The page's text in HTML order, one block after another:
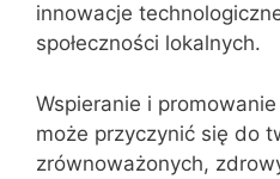
innowacje
społeczności lokalnych.
Wspieranie i
może przyczynić się do
zrównoważonych,